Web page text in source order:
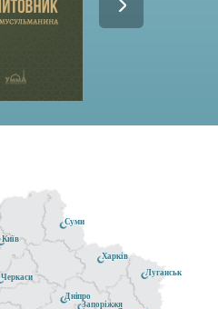
Черкаси
Київ
Луганськ
Дніпро
Суми
Запоріжжя
Харків